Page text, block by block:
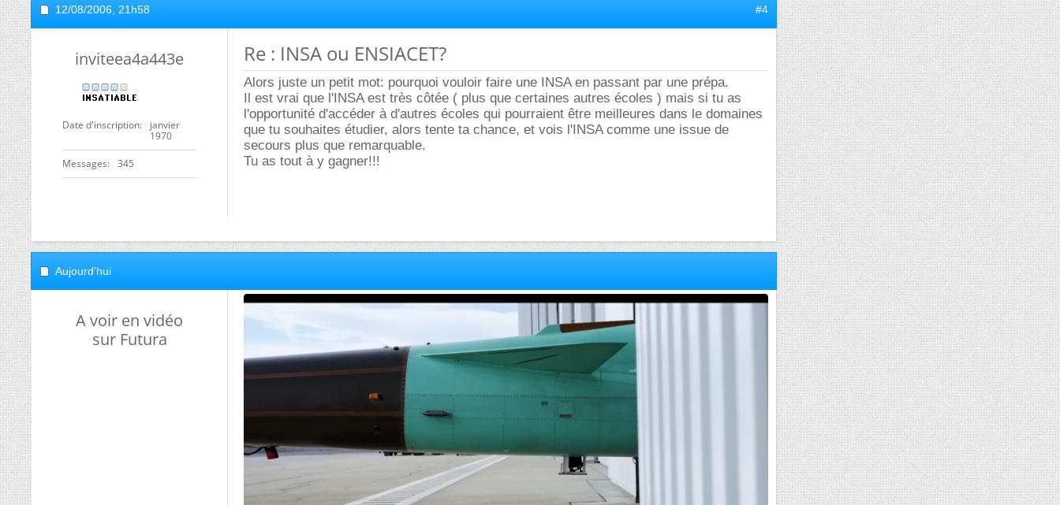
12/08/2006, 21h58 #4
inviteea4a443e
Date d'inscription
janvier
1970
Messages 345
Re : INSA ou ENSIACET?
Alors juste un petit mot: pourquoi vouloir faire une INSA en passant par une prépa.
Il est vrai que l'INSA est très côtée ( plus que certaines autres écoles ) mais si tu as
l'opportunité d'accéder à d'autres écoles qui pourraient être meilleures dans le domaines
que tu souhaites étudier, alors tente ta chance, et vois l'INSA comme une issue de
secours plus que remarquable.
Tu as tout à y gagner!!!
Aujourd'hui
A voir en vidéo
sur Futura